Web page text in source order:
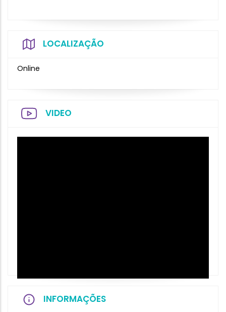
LOCALIZAÇÃO
Online
VIDEO
INFORMAÇÕES